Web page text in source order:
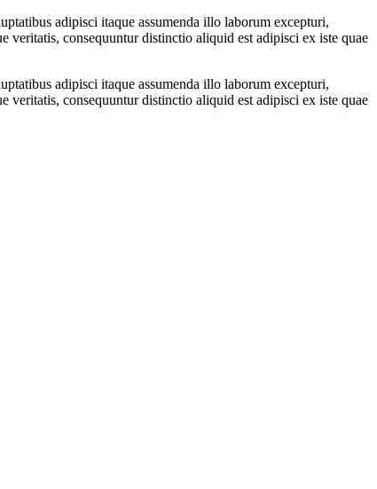
adipisci itaque assumenda illo laborum excepturi,
veritatis, consequuntur distinctio aliquid est adipisci ex iste quae
adipisci itaque assumenda illo laborum excepturi,
veritatis, consequuntur distinctio aliquid est adipisci ex iste quae